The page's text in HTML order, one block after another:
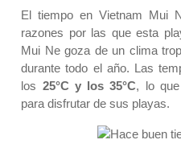
El tiempo en Vietnam Mui
razones por las que esta
Mui Ne goza de un clima
durante todo el año. Las
los 25°C y los 35°C, lo que
para disfrutar de sus playas.